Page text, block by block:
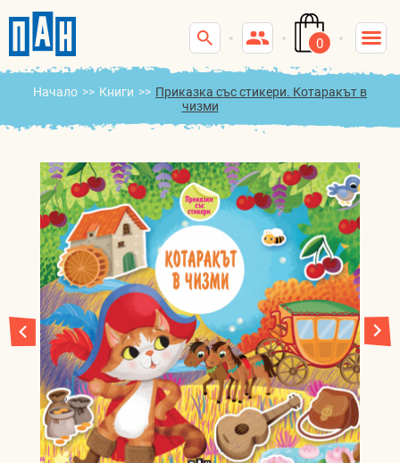
0
Начало >> Книги >> Приказка със стикери. Котаракът в
чизми